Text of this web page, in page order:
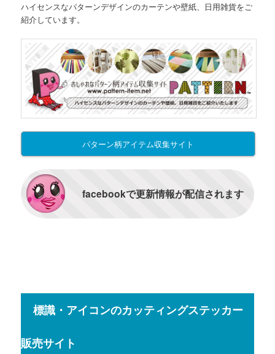
ハイセンスなパターンデザインのカーテンや壁紙、日用雑貨をご
紹介しています。
パターン柄アイテム収集サイト
facebookで更新情報が配信されます
標識・アイコンのカッティングステッカー
販売サイト